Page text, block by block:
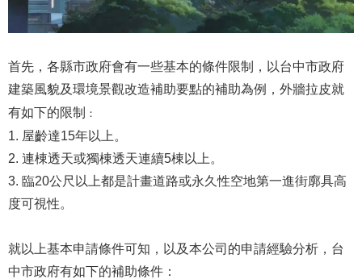
首先，各縣市政府會有一些基本的條件限制，以台中市政府
建築風貌及環境景觀改造補助要點的補助為例，外牆拉皮就
有如下的限制 ：
1. 屋齡達15年以上。
2. 連棟透天或獨棟透天連續5棟以上。
3. 臨20公尺以上都是計畫道路或永久性空地第一進街廓具高
度可視性。
就以上基本申請條件可知，以及本公司的申請經驗分析，台
中市政府有如下的補助條件：